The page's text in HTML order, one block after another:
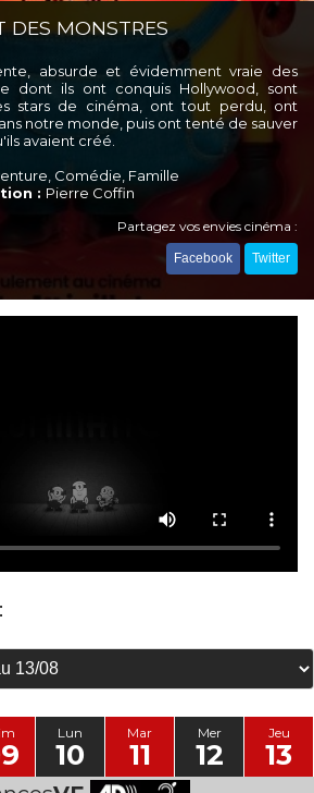
DES MONSTRES
absurde et évidemment vraie des
dont ils ont conquis Hollywood, sont
stars de cinéma, ont tout perdu, ont
notre monde, puis ont tenté de sauver
avaient créé.
Comédie, Famille
: Pierre Coffin
Partagez vos envies cinéma :
Facebook Twitter
Lun
10
Mar
11
Mer
12
Jeu
13